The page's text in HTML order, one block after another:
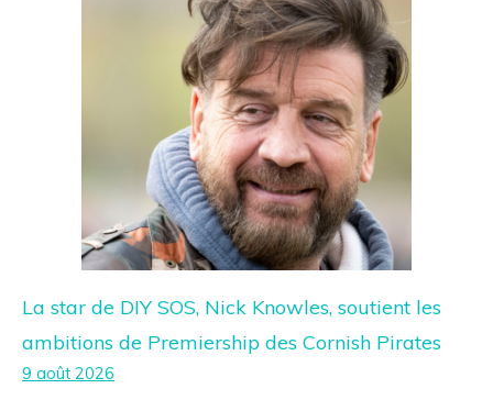
La star de DIY SOS, Nick Knowles, soutient les
ambitions de Premiership des Cornish Pirates
9 août 2026